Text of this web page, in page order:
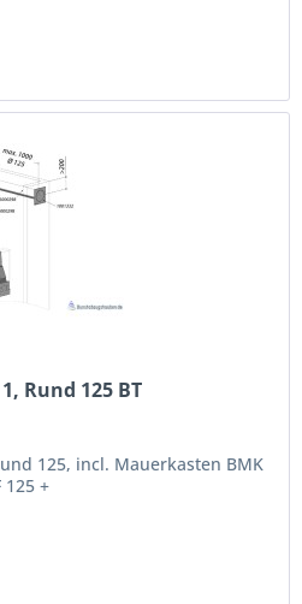
Rund 125 BT
125, incl. Mauerkasten BMK
+